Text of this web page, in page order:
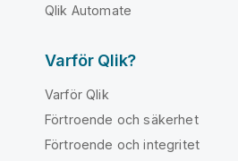
Qlik Automate
Varför Qlik?
Varför Qlik
Förtroende och säkerhet
Förtroende och integritet